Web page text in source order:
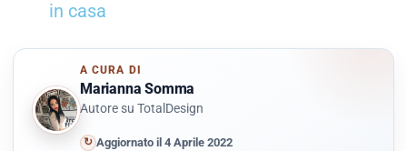
in casa
A CURA DI
Marianna Somma
Autore su TotalDesign
↻ Aggiornato il 4 Aprile 2022